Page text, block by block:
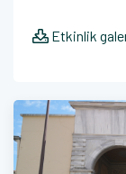
Etkinlik